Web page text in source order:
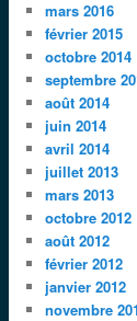
mars 2016
février 2015
octobre 2014
septembre
août 2014
juin 2014
avril 2014
juillet 2013
mars 2013
octobre 2012
août 2012
février 2012
janvier 2012
novembre